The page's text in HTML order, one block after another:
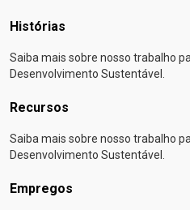
Histórias
Saiba mais sobre nosso trabalho
Desenvolvimento Sustentável.
Recursos
Saiba mais sobre nosso trabalho
Desenvolvimento Sustentável.
Empregos